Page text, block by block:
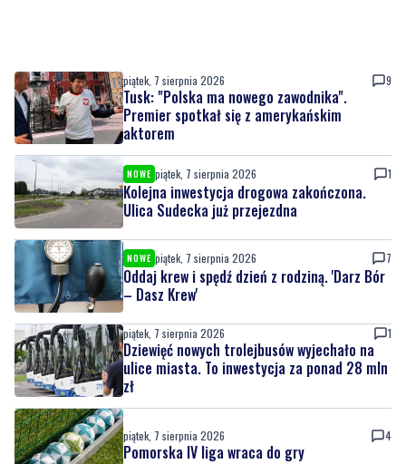
piątek, 7 sierpnia 2026 9
Tusk: "Polska ma nowego zawodnika".
Premier spotkał się z amerykańskim
aktorem
NOWE piątek, 7 sierpnia 2026 1
Kolejna inwestycja drogowa zakończona.
Ulica Sudecka już przejezdna
NOWE piątek, 7 sierpnia 2026 7
Oddaj krew i spędź dzień z rodziną. 'Darz Bór
– Dasz Krew'
piątek, 7 sierpnia 2026 1
Dziewięć nowych trolejbusów wyjechało na
ulice miasta. To inwestycja za ponad 28 mln
zł
piątek, 7 sierpnia 2026 4
Pomorska IV liga wraca do gry